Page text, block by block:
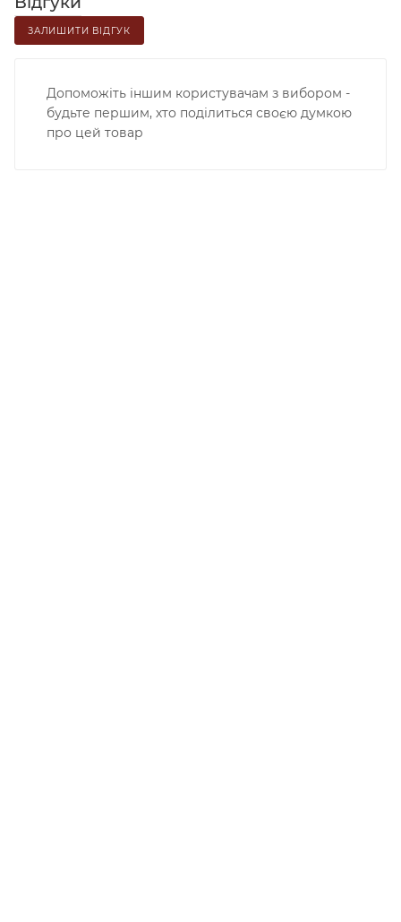
ЗАЛИШИТИ ВІДГУК
Допоможіть іншим користувачам з вибором -
будьте першим, хто поділиться своєю думкою
про цей товар